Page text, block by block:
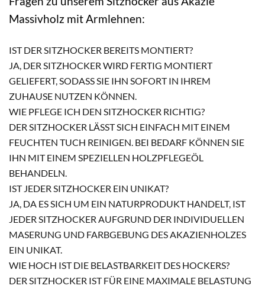
Massivholz mit Armlehnen:
IST DER SITZHOCKER BEREITS MONTIERT?
JA, DER SITZHOCKER WIRD FERTIG MONTIERT
GELIEFERT, SODASS SIE IHN SOFORT IN IHREM
ZUHAUSE NUTZEN KÖNNEN.
WIE PFLEGE ICH DEN SITZHOCKER RICHTIG?
DER SITZHOCKER LÄSST SICH EINFACH MIT EINEM
FEUCHTEN TUCH REINIGEN. BEI BEDARF KÖNNEN SIE
IHN MIT EINEM SPEZIELLEN HOLZPFLEGEÖL
BEHANDELN.
IST JEDER SITZHOCKER EIN UNIKAT?
JA, DA ES SICH UM EIN NATURPRODUKT HANDELT, IST
JEDER SITZHOCKER AUFGRUND DER INDIVIDUELLEN
MASERUNG UND FARBGEBUNG DES AKAZIENHOLZES
EIN UNIKAT.
WIE HOCH IST DIE BELASTBARKEIT DES HOCKERS?
DER SITZHOCKER IST FÜR EINE MAXIMALE BELASTUNG